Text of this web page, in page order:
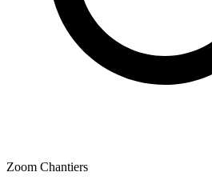
Zoom Chantiers